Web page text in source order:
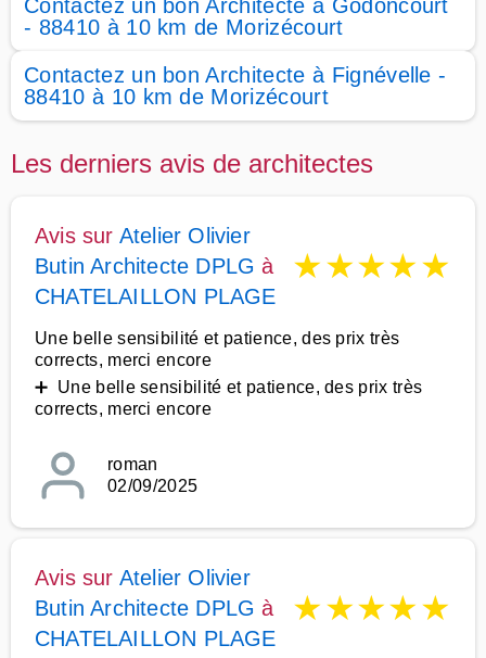
Contactez un bon Architecte à Godoncourt
- 88410 à 10 km de Morizécourt
Contactez un bon Architecte à Fignévelle -
88410 à 10 km de Morizécourt
Les derniers avis de architectes
Avis sur Atelier Olivier
Butin Architecte DPLG à
CHATELAILLON PLAGE
★★★★★
Une belle sensibilité et patience, des prix très
corrects, merci encore
➕ Une belle sensibilité et patience, des prix très
corrects, merci encore
roman
02/09/2025
Avis sur Atelier Olivier
Butin Architecte DPLG à
CHATELAILLON PLAGE
★★★★★